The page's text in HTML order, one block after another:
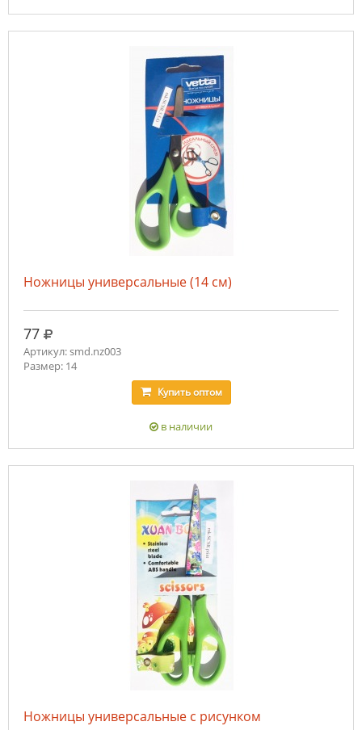
Ножницы универсальные (14 см)
77 руб.
Артикул: smd.nz003
Размер: 14
Купитьоптом
в наличии
Ножницы универсальные с рисунком